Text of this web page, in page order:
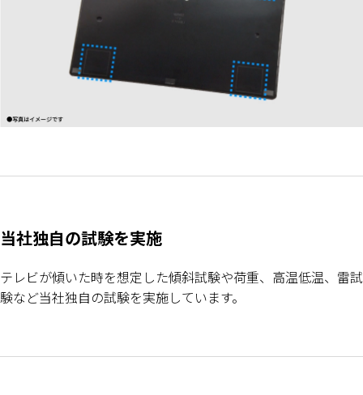
当社独自の試験を実施
テレビが傾いた時を想定した傾斜試験や荷重、高温低温、雷試
験など当社独自の試験を実施しています。